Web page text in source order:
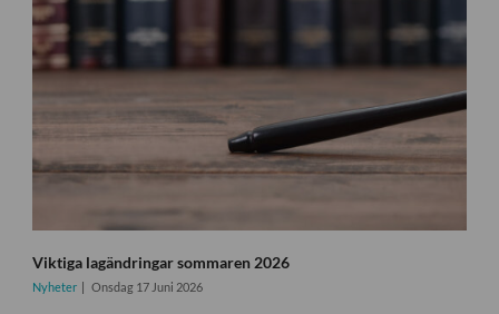
Viktiga lagändringar sommaren 2026
Nyheter Onsdag 17 Juni 2026